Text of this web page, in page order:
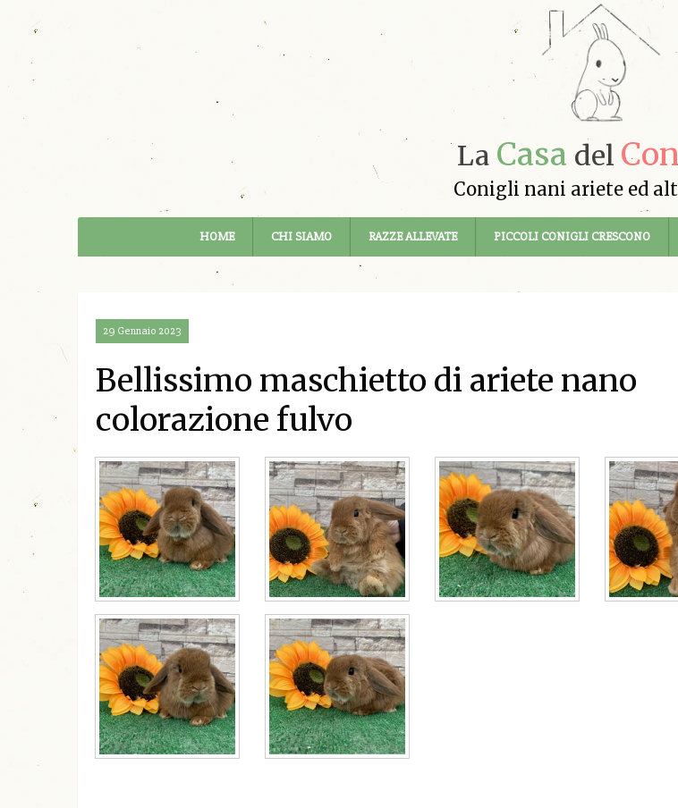
La Casa del
Conigli nani ariete ed
HOME CHI SIAMO RAZZE ALLEVATE PICCOLI CONIGLI CRESCONO
29 Gennaio 2023
Bellissimo maschietto di ariete nano
colorazione fulvo